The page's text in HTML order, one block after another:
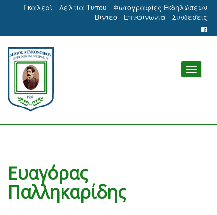
Γκαλερί Δελτία Τύπου
Φωτογραφίες Εκδηλώσεων
Βίντεο
Επικοινωνία Συνδέσεις
Ευαγόρας
Παλληκαρίδης